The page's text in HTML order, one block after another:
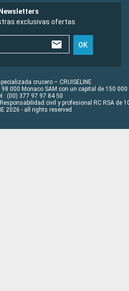
Newsletters
exclusivas ofertas
OK
crucero – CRUISELINE
000 Monaco SAM con un capital de 150 000
: (00) 377 97 97 84 50
civil y profesional RC RSA de
2026 - all rights reserved